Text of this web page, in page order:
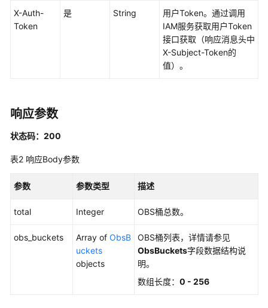
指
南
API
考
X-Auth-
Token
是 String
用户Token。通过调用
IAM服务获取用户Token
接口获取（响应消息头中
X-Subject-Token的
值）。
响应参数
状态码：200
表2 响应Body参数
参数 参数类型 描述
total Integer OBS桶总数。
obs_buckets Array of ObsB
uckets
objects
OBS桶列表，详情请参见
ObsBuckets字段数据结构说
明。
数组长度： 0 - 256